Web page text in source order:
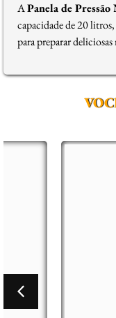
APanela de
capacidade de 20
para preparar deliciosas